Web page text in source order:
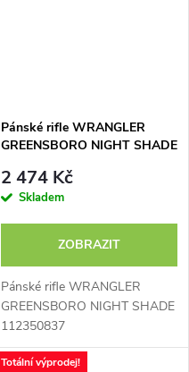
Pánské rifle WRANGLER
GREENSBORO NIGHT SHADE
2 474 Kč
Skladem
ZOBRAZIT
Pánské rifle WRANGLER
GREENSBORO NIGHT SHADE
112350837
Totální výprodej!